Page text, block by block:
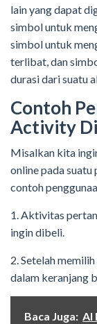
lain yang dapat
simbol untuk
simbol untuk
terlibat, dan
durasi dari suatu
Contoh
Activity
Misalkan kita
online pada
contoh
1. Aktivitas
ingin dibeli.
2. Setelah
dalam keranjang
Baca Juga: Al